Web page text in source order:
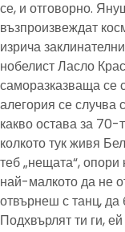
се, и отговорно.
възпроизвеждат
изрича
нобелист Ласло
саморазказваща се
алегория се случва
какво остава за 70-
колкото тук живя
теб „нещата“,
най-малкото да не
отвърнеш с танц,
Подхвърлят ти ги,